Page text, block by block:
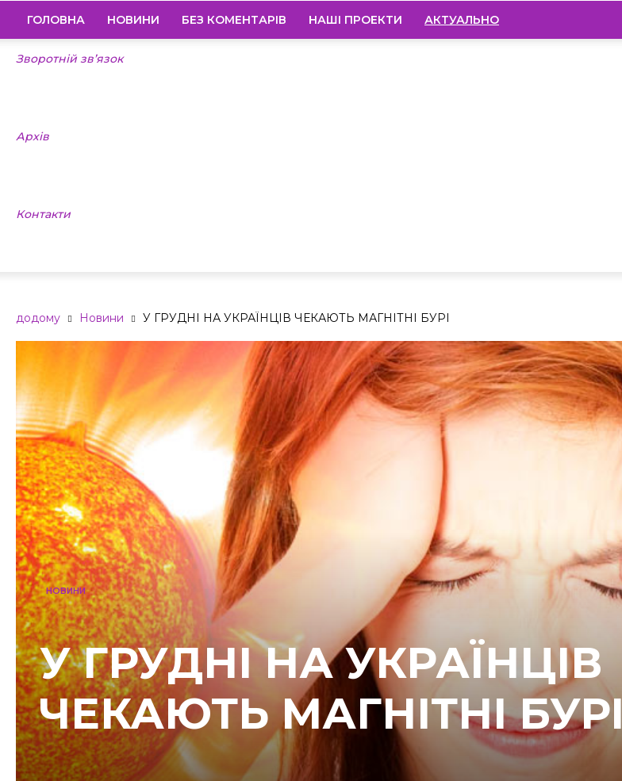
ГОЛОВНА НОВИНИ БЕЗ КОМЕНТАРІВ НАШІ ПРОЕКТИ АКТУАЛЬНО
Зворотній зв’язок
Архів
Контакти
додому Новини У ГРУДНІ НА УКРАЇНЦІВ ЧЕКАЮТЬ МАГНІТНІ БУРІ
НОВИНИ
У ГРУДНІ НА УКРАЇНЦІВ
ЧЕКАЮТЬ МАГНІТНІ БУРІ